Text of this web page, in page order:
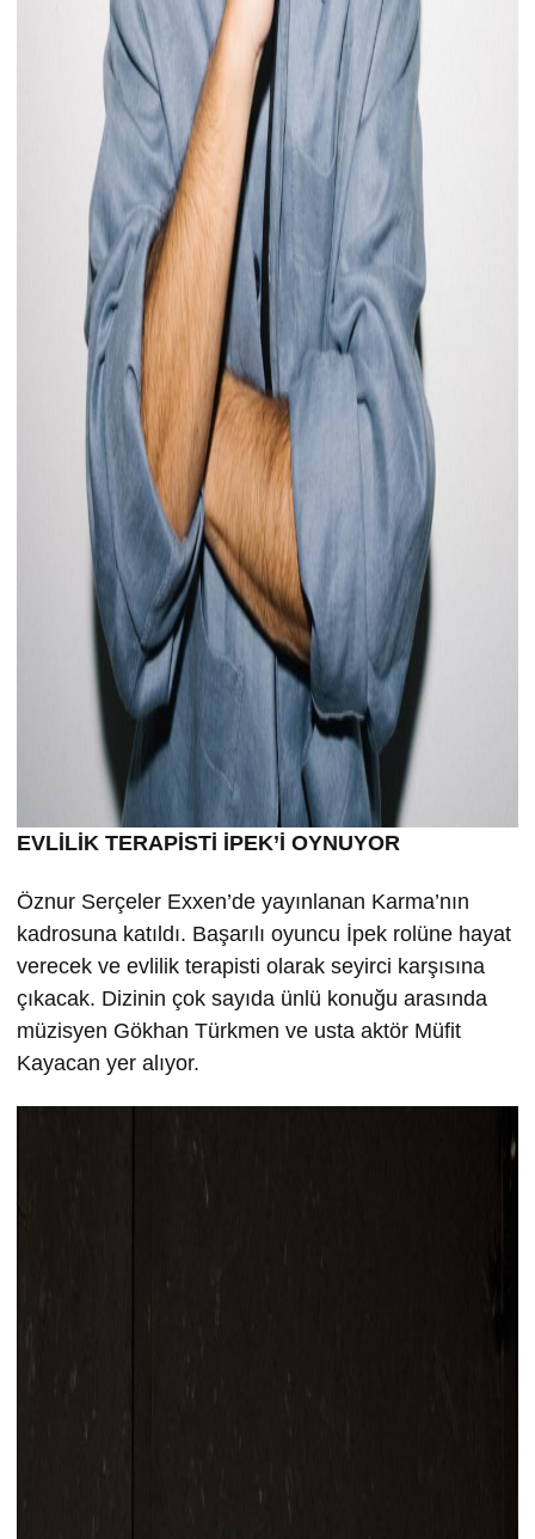
EVLİLİK TERAPİSTİ İPEK’İ OYNUYOR
Öznur Serçeler Exxen’de yayınlanan Karma’nın
kadrosuna katıldı. Başarılı oyuncu İpek rolüne hayat
verecek ve evlilik terapisti olarak seyirci karşısına
çıkacak. Dizinin çok sayıda ünlü konuğu arasında
müzisyen Gökhan Türkmen ve usta aktör Müfit
Kayacan yer alıyor.